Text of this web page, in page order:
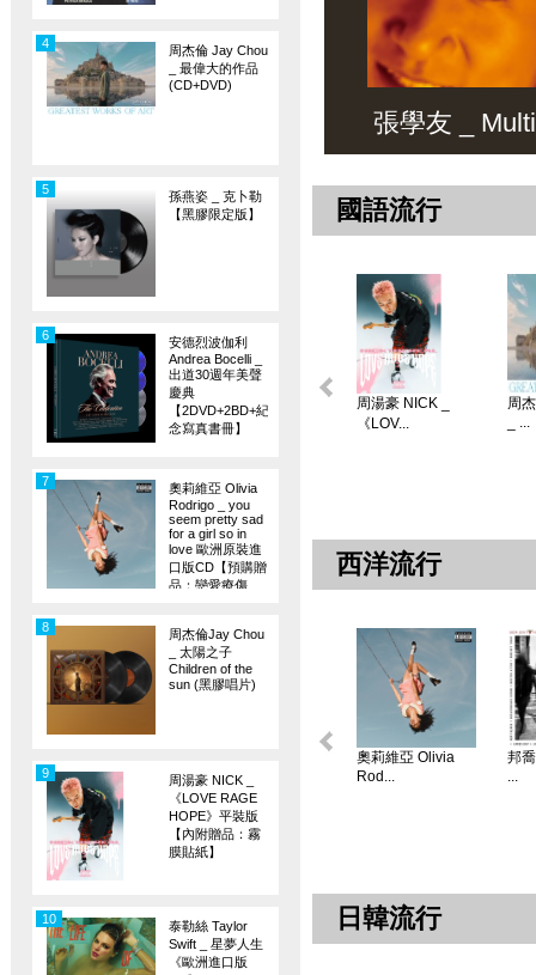
周杰倫 Jay Chou
_ 最偉大的作品
(CD+DVD)
4
孫燕姿 _ 克卜勒
【黑膠限定版】
5
安德烈波伽利
Andrea Bocelli _
出道30週年美聲
慶典
【2DVD+2BD+紀
念寫真書冊】
6
奧莉維亞 Olivia
Rodrigo _ you
seem pretty sad
for a girl so in
love 歐洲原裝進
口版CD【預購贈
品：戀愛療傷
7
周杰倫Jay Chou
_ 太陽之子
Children of the
sun (黑膠唱片)
8
周湯豪 NICK _
《LOVE RAGE
HOPE》平裝版
【內附贈品：霧
膜貼紙】
9
泰勒絲 Taylor
Swift _ 星夢人生
《歐洲進口版
10
張學友 _
國語流行
周湯豪 NICK _
《LOV...
周
_ ...
西洋流行
奧莉維亞 Olivia
Rod...
邦
...
日韓流行